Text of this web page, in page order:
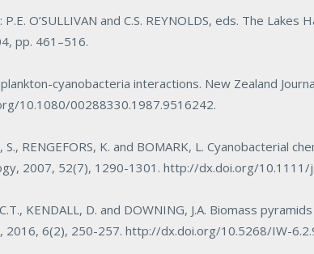
O’SULLIVAN and C.S. REYNOLDS, eds. The Lakes
pp. 461–516.
cyanobacteria interactions. New Zealand
10.1080/00288330.1987.9516242.
S., RENGEFORS, K. and BOMARK, L. Cyanobacterial
, 2007, 52(7), 1290-1301.http://dx.doi.org/10.1111/
KENDALL, D. and DOWNING, J.A. Biomass
, 2016, 6(2), 250-257.http://dx.doi.org/10.5268/IW-